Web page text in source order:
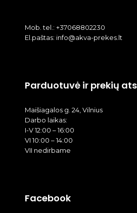
Mob. tel.: +37068802230
El.paštas: info@akva-prekes.lt
Parduotuvė ir prekių
Maišiagalos g. 24, Vilnius
Darbo laikas:
I-V 12:00 – 16:00
VI 10:00 – 14:00
VII nedirbame
Facebook